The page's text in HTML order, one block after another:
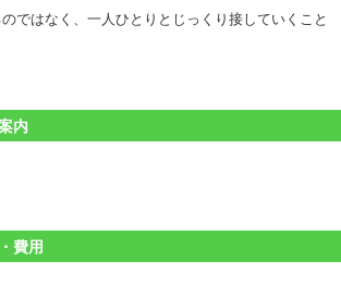
ではなく、一人ひとりとじっくり接していくこと
内
費用